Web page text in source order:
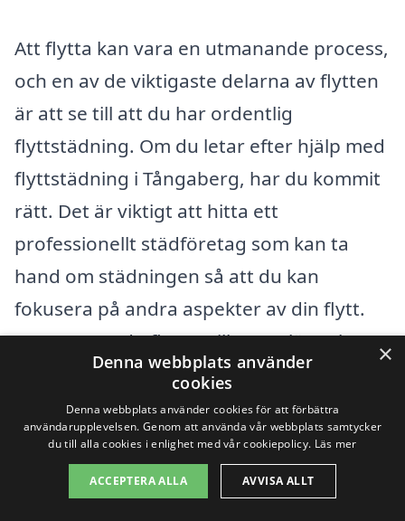
Att flytta kan vara en utmanande process,
och en av de viktigaste delarna av flytten
är att se till att du har ordentlig
flyttstädning. Om du letar efter hjälp med
flyttstädning i Tångaberg, har du kommit
rätt. Det är viktigt att hitta ett
professionellt städföretag som kan ta
hand om städningen så att du kan
fokusera på andra aspekter av din flytt.
Oavsett om du flyttar till en ny lägenhet
eller ett hus, kan ett städföretag göra
hela processen mycket enklare.
När du söker efter ett städföretag för
flyttstädning i Tångaberg kan det vara bra
×
Denna webbplats använder
cookies
Denna webbplats använder cookies för att förbättra
användarupplevelsen. Genom att använda vår webbplats samtycker
du till alla cookies i enlighet med vår cookiepolicy. Läs mer
ACCEPTERA ALLA AVVISA ALLT